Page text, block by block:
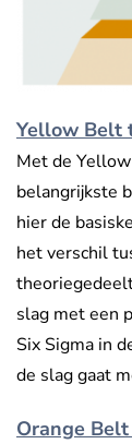
Yellow Belt
Met de
belangrijkste
hier de
het verschil
slag met een
Six Sigma in
de slag gaat
Orange